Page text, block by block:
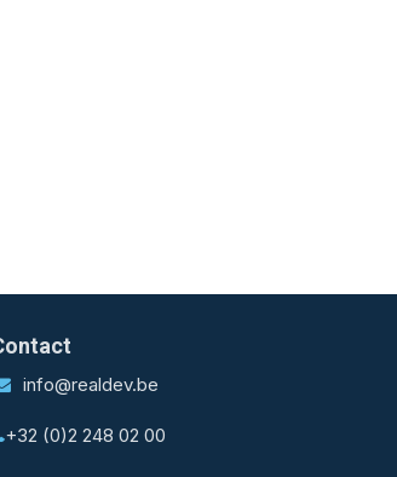
info@realdev.be
+32 (0)2 248 02 00